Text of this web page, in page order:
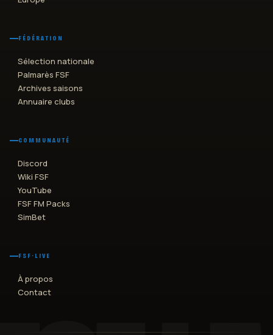
FÉDÉRATION
Sélection nationale
Palmarès FSF
Archives saisons
Annuaire clubs
COMMUNAUTÉ
Discord
Wiki FSF
YouTube
FSF FM Packs
SimBet
FSF·LIVE
À propos
Contact